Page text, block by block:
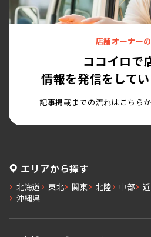
店舗オーナー
ココイロで
情報を発信をして
記事掲載までの流れはこちら
エリアから探す
北海道 東北 関東 北陸 中部
沖縄県